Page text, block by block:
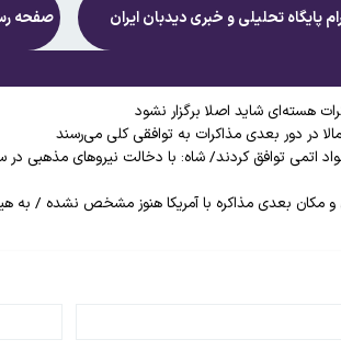
پایگاه تحلیلی و خبریدیدبان ایران صفحه
هسته‌ای شاید اصلا برگزار نشود
در دور بعدی مذاکرات به توافقی کلی می‌رسند
مواد اتمی توافق کردند/ شاه: با دخالت نیروهای
و مکان بعدی مذاکره با آمریکا هنوز مشخص نشده / به